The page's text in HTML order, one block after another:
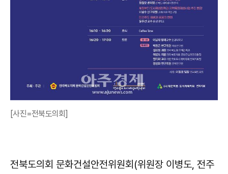
[사진=전북도의회]
전북도의회 문화건설안전위원회(위원장 이병도, 전주